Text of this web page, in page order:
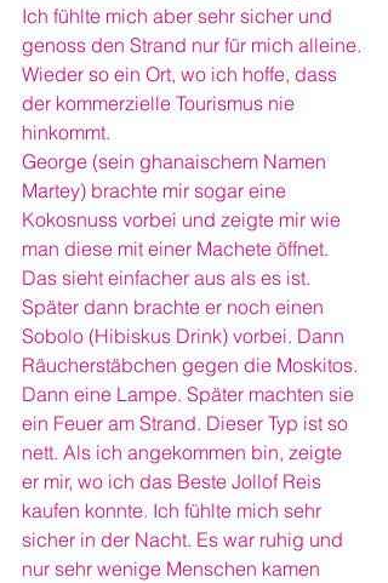
Ich fühlte mich aber sehr sicher und
genoss den Strand nur für mich alleine.
Wieder so ein Ort, wo ich hoffe, dass
der kommerzielle Tourismus nie
hinkommt.
George (sein ghanaischem Namen
Martey) brachte mir sogar eine
Kokosnuss vorbei und zeigte mir wie
man diese mit einer Machete öffnet.
Das sieht einfacher aus als es ist.
Später dann brachte er noch einen
Sobolo (Hibiskus Drink) vorbei. Dann
Räucherstäbchen gegen die Moskitos.
Dann eine Lampe. Später machten sie
ein Feuer am Strand. Dieser Typ ist so
nett. Als ich angekommen bin, zeigte
er mir, wo ich das Beste Jollof Reis
kaufen konnte. Ich fühlte mich sehr
sicher in der Nacht. Es war ruhig und
nur sehr wenige Menschen kamen